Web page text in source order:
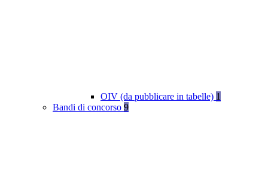
OIV (da pubblicare in tabelle) 1
Bandi di concorso 9